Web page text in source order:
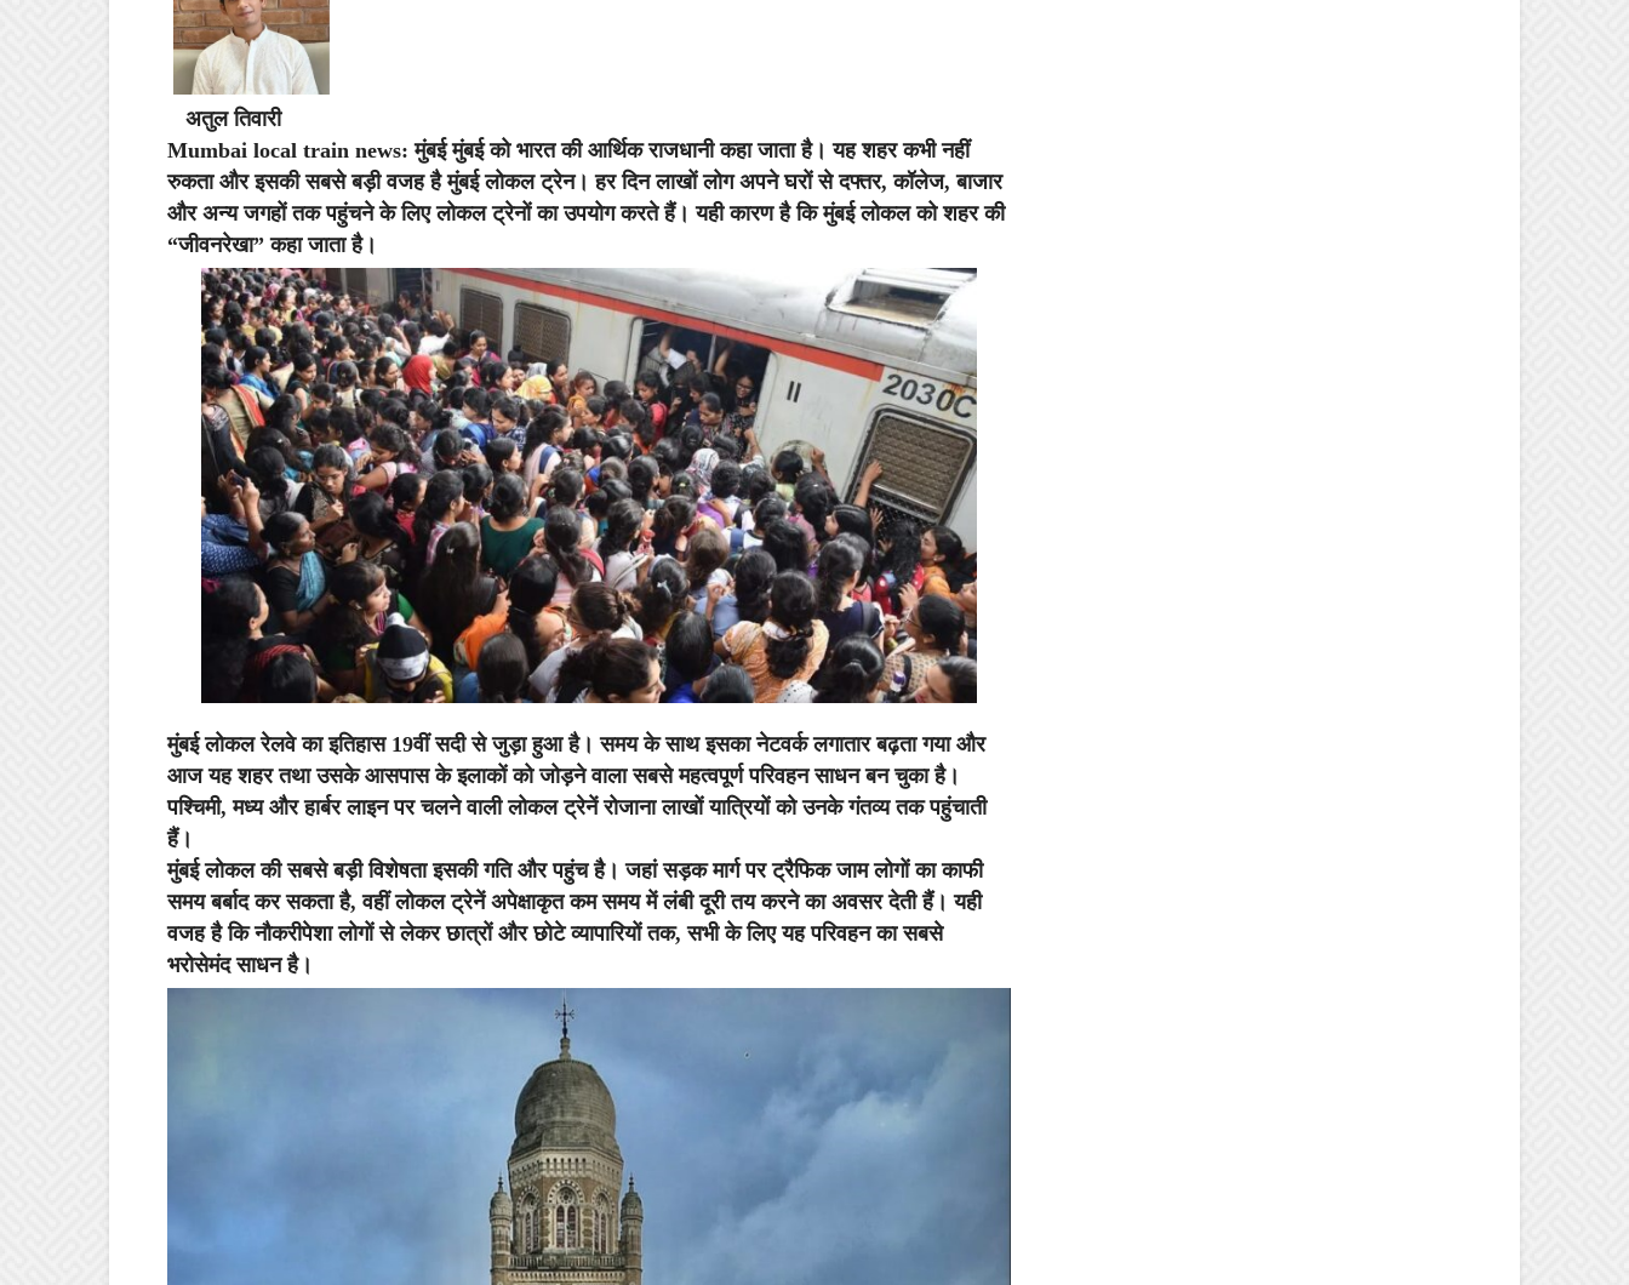
अतुल तिवारी
Mumbai local train news: मुंबई मुंबई को भारत की आर्थिक राजधानी कहा जाता है। यह शहर कभी नहीं
रुकता और इसकी सबसे बड़ी वजह है मुंबई लोकल ट्रेन। हर दिन लाखों लोग अपने घरों से दफ्तर, कॉलेज, बाजार
और अन्य जगहों तक पहुंचने के लिए लोकल ट्रेनों का उपयोग करते हैं। यही कारण है कि मुंबई लोकल को शहर की
“जीवनरेखा” कहा जाता है।
मुंबई लोकल रेलवे का इतिहास 19वीं सदी से जुड़ा हुआ है। समय के साथ इसका नेटवर्क लगातार बढ़ता गया और
आज यह शहर तथा उसके आसपास के इलाकों को जोड़ने वाला सबसे महत्वपूर्ण परिवहन साधन बन चुका है।
पश्चिमी, मध्य और हार्बर लाइन पर चलने वाली लोकल ट्रेनें रोजाना लाखों यात्रियों को उनके गंतव्य तक पहुंचाती
हैं।
मुंबई लोकल की सबसे बड़ी विशेषता इसकी गति और पहुंच है। जहां सड़क मार्ग पर ट्रैफिक जाम लोगों का काफी
समय बर्बाद कर सकता है, वहीं लोकल ट्रेनें अपेक्षाकृत कम समय में लंबी दूरी तय करने का अवसर देती हैं। यही
वजह है कि नौकरीपेशा लोगों से लेकर छात्रों और छोटे व्यापारियों तक, सभी के लिए यह परिवहन का सबसे
भरोसेमंद साधन है।